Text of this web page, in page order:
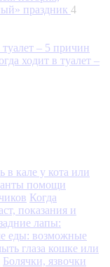
праздник 4
ходит в туалет –
в кале у кота или
помощи
Когда
показания и
лапы:
еды: возможные
глаза кошке или
Болячки, язвочки